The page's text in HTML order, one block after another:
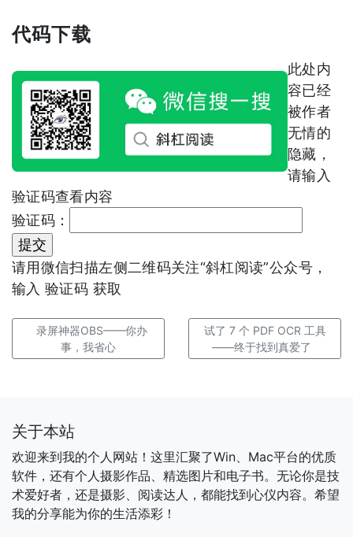
代码下载
此处内
容已经
被作者
无情的
隐藏，
请输入
验证码查看内容
验证码：
请用微信扫描左侧二维码关注“斜杠阅读”公众号，
输入 验证码 获取
录屏神器OBS——你办
事，我省心
试了 7 个 PDF OCR 工具
——终于找到真爱了
关于本站
欢迎来到我的个人网站！这里汇聚了Win、Mac平台的优质
软件，还有个人摄影作品、精选图片和电子书。无论你是技
术爱好者，还是摄影、阅读达人，都能找到心仪内容。希望
我的分享能为你的生活添彩！